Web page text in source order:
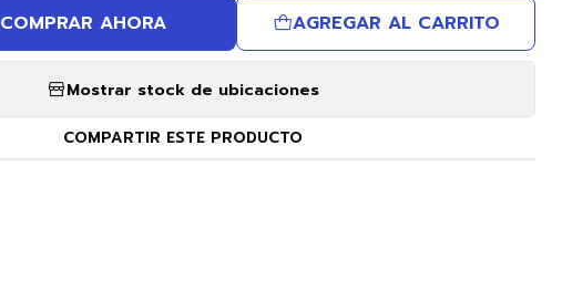
AGREGAR AL CARRITO
COMPRAR AHORA
Mostrar stock de ubicaciones
COMPARTIR ESTE PRODUCTO